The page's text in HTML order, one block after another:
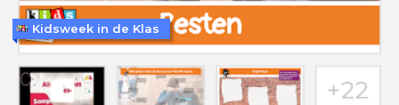
Kidsweek in de Klas